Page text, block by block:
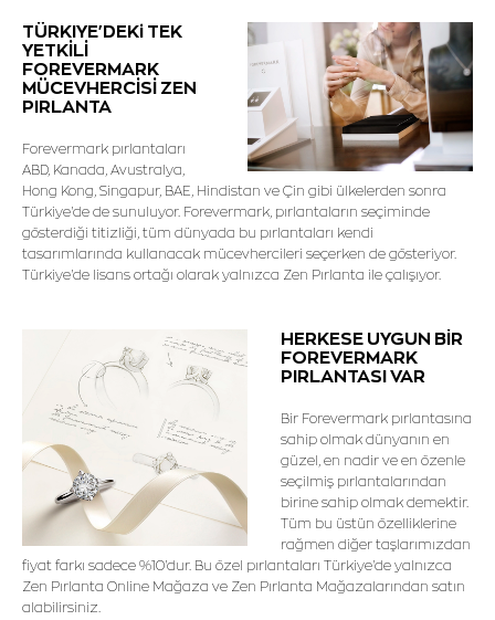
TÜRKIYE'DEKi TEK
YETKİLİ
FOREVERMARK
MÜCEVHERCİSİ ZEN
PIRLANTA
Forevermark pırlantaları
ABD, Kanada, Avustralya,
Hong Kong, Singapur, BAE, Hindistan ve Çin gibi ülkelerden sonra
Türkiye'de de sunuluyor. Forevermark, pırlantaların seçiminde
gösterdiği titizliği, tüm dünyada bu pırlantaları kendi
tasarımlarında kullanacak mücevhercileri seçerken de gösteriyor.
Türkiye'de lisans ortağı olarak yalnızca Zen Pırlanta ile çalışıyor.
HERKESE UYGUN BİR
FOREVERMARK
PIRLANTASI VAR
Bir Forevermark pırlantasına
sahip olmak dünyanın en
güzel, en nadir ve en özenle
seçilmiş pırlantalarından
birine sahip olmak demektir.
Tüm bu üstün özelliklerine
rağmen diğer taşlarımızdan
fiyat farkı sadece %10'dur. Bu özel pırlantaları Türkiye'de yalnızca
Zen Pırlanta Online Mağaza ve Zen Pırlanta Mağazalarından satın
alabilirsiniz.